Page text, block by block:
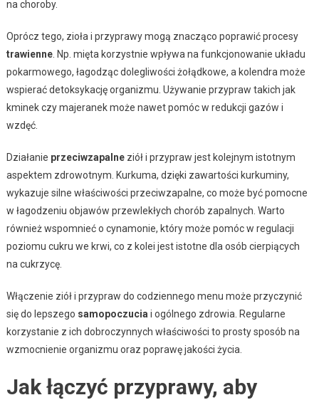
na choroby.
Oprócz tego, zioła i przyprawy mogą znacząco poprawić procesy
trawienne. Np. mięta korzystnie wpływa na funkcjonowanie układu
pokarmowego, łagodząc dolegliwości żołądkowe, a kolendra może
wspierać detoksykację organizmu. Używanie przypraw takich jak
kminek czy majeranek może nawet pomóc w redukcji gazów i
wzdęć.
Działanie przeciwzapalneziół i przypraw jest kolejnym istotnym
aspektem zdrowotnym. Kurkuma, dzięki zawartości kurkuminy,
wykazuje silne właściwości przeciwzapalne, co może być pomocne
w łagodzeniu objawów przewlekłych chorób zapalnych. Warto
również wspomnieć o cynamonie, który może pomóc w regulacji
poziomu cukru we krwi, co z kolei jest istotne dla osób cierpiących
na cukrzycę.
Włączenie ziół i przypraw do codziennego menu może przyczynić
się do lepszego samopoczucia i ogólnego zdrowia. Regularne
korzystanie z ich dobroczynnych właściwości to prosty sposób na
wzmocnienie organizmu oraz poprawę jakości życia.
Jak łączyć przyprawy, aby